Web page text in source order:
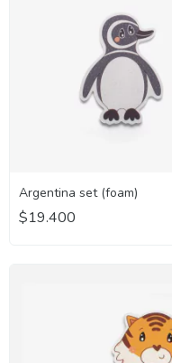
Argentina set (foam)
$19.400